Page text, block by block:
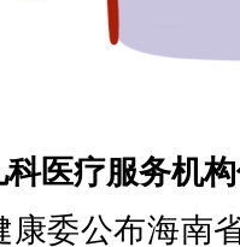
医疗服务机
委公布海南